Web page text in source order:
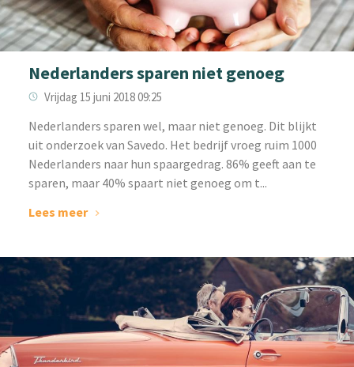
Nederlanders sparen niet genoeg
Vrijdag 15 juni 2018 09:25
Nederlanders sparen wel, maar niet genoeg. Dit blijkt
uit onderzoek van Savedo. Het bedrijf vroeg ruim 1000
Nederlanders naar hun spaargedrag. 86% geeft aan te
sparen, maar 40% spaart niet genoeg om t...
Lees meer